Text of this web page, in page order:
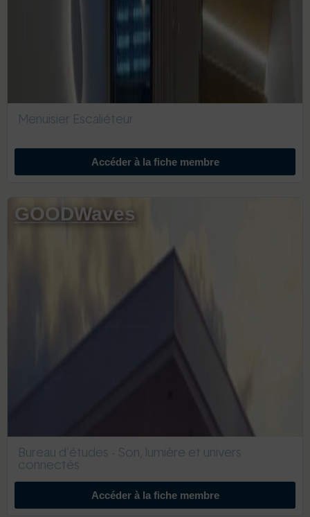
Menuisier Escaliéteur
Accéder à la fiche membre
GOODWaves
Bureau d'études - Son, lumière et univers
connectés
Accéder à la fiche membre